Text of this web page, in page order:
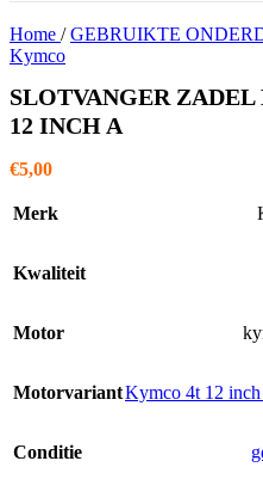
Home / GEBRUIKTE
Kymco
SLOTVANGER
12 INCH A
€5,00
Merk
Kwaliteit
Motor
MotorvariantKymco 4t 12 inch
Conditie